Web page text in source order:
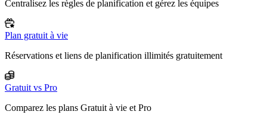
Centralisez les règles de planification et gérez les équipes
Plan gratuit à vie
Réservations et liens de planification illimités gratuitement
Gratuit vs Pro
Comparez les plans Gratuit à vie et Pro